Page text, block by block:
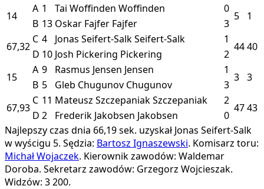
14
A 1 Tai Woffinden Woffinden 0
5 1
B 13 Oskar Fajfer Fajfer
3
67,32
C 4 Jonas Seifert-SalkSeifert-Salk 1
4440
D 10 Josh Pickering Pickering
2
15
A 9 Rasmus Jensen Jensen 1
3 3
B 5 Gleb Chugunov Chugunov
3
67,93
C 11 Mateusz SzczepaniakSzczepaniak 2
4743
D 2 Frederik Jakobsen Jakobsen
0
Najlepszy czas dnia 66,19 sek. uzyskał Jonas Seifert-Salk
w wyścigu 5. Sędzia: Bartosz Ignaszewski. Komisarz toru:
Michał Wojaczek. Kierownik zawodów: Waldemar
Doroba. Sekretarz zawodów: Grzegorz Wojcieszak.
Widzów: 3 200.